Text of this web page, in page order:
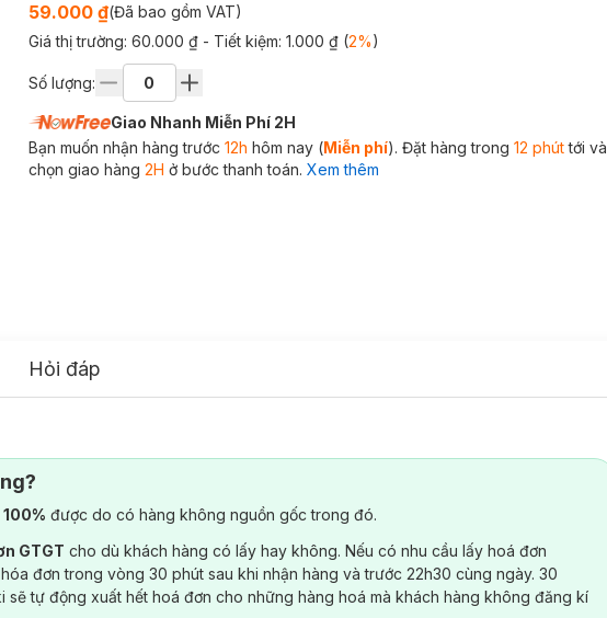
59.000 ₫(Đã bao gồm VAT)
Giá thị trường: 60.000 ₫ - Tiết kiệm: 1.000 ₫(2%)
Số lượng:
Giao Nhanh Miễn Phí 2H
Bạn muốn nhận hàng trước 12h hôm nay (Miễn phí). Đặt hàng trong 12 phúttới và
chọn giao hàng 2H ở bước thanh toán. Xem thêm
Hỏi đáp
được do có hàng không nguồn gốc trong đó.
GTGT cho dù khách hàng có lấy hay không. Nếu có nhu cầu lấy hoá đơn
đơn trong vòng 30 phút sau khi nhận hàng và trước 22h30 cùng ngày. 30
sẽ tự động xuất hết hoá đơn cho những hàng hoá mà khách hàng không đăng kí